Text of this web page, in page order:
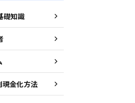
礎知識
現金化方法